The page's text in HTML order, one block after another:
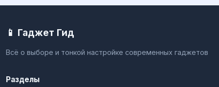
📱 Гаджет Гид
Всё о выборе и тонкой настройке современных гаджетов
Разделы